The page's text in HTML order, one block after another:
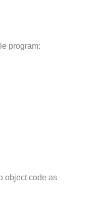
program:
object code as